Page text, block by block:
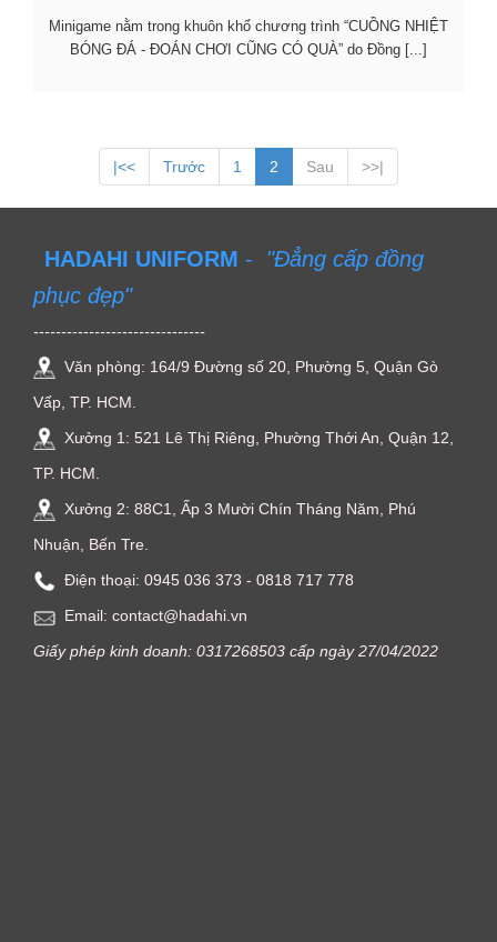
Minigame nằm trong khuôn khổ chương trình “CUỒNG NHIỆT
BÓNG ĐÁ - ĐOÁN CHƠI CŨNG CÓ QUÀ” do Đồng [...]
|<< Trước 1 2 Sau >>|
HADAHI UNIFORM - "Đẳng cấp đồng
phục đẹp"
-------------------------------
Văn phòng: 164/9 Đường số 20, Phường 5, Quận Gò
Vấp, TP. HCM.
Xưởng 1: 521 Lê Thị Riêng, Phường Thới An, Quận 12,
TP. HCM.
Xưởng 2: 88C1, Ấp 3 Mười Chín Tháng Năm, Phú
Nhuận, Bến Tre.
Điện thoại: ‭0945 036 373‬ - 0818 717 778
Email: contact@hadahi.vn
Giấy phép kinh doanh: 0317268503 cấp ngày 27/04/2022